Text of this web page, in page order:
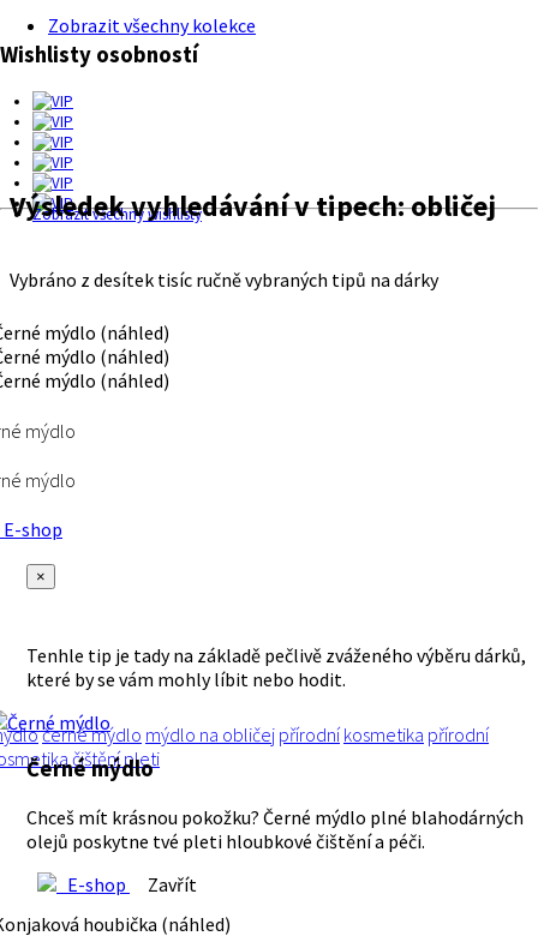
Zobrazit všechny kolekce
Wishlisty osobností
Zobrazit všechny wishlisty
Výsledek vyhledávání v tipech:obličej
Vybráno z desítek tisíc ručně vybraných tipů na dárky
mýdlo
mýdlo
shop
×
Tenhle tip je tady na základě pečlivě zváženého výběru dárků,
které by se vám mohly líbit nebo hodit.
černé mýdlo mýdlo na obličej přírodní kosmetika přírodní
čištění pleti
Černé mýdlo
Chceš mít krásnou pokožku? Černé mýdlo plné blahodárných
olejů poskytne tvé pleti hloubkové čištění a péči.
E-shop
Zavřít